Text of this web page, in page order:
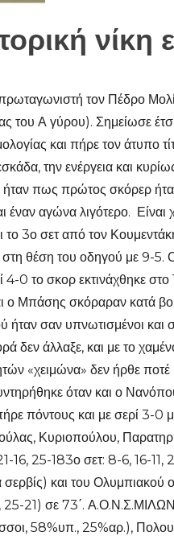
νίκη
τον Πέδρο
του Α γύρου). Σημείωσε
και πήρε τον άτυπο
την ενέργεια και
πως πρώτος σκόρερ
αγώνα λιγότερο. Είναι
3ο σετ από τον
θέση του οδηγού με 9-5.
το σκορ εκτινάχθηκε στο
ο Μπάσης σκόραραν κατά
σαν υπνωτισμένοι και
δεν άλλαξε, και με το
«χειμώνα» δεν ήρθε
όταν και ο
πόντους και με σερί 3-
Κυριοπούλου,
16, 25-183ο σετ: 8-6, 16-
και του Ολυμπιακού
25-21) σε 73΄.
58%υπ., 25%αρ.),